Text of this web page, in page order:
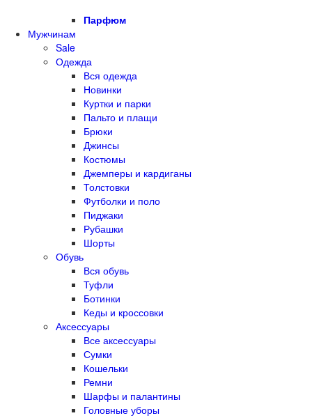
Парфюм
Мужчинам
Sale
Одежда
Вся одежда
Новинки
Куртки и парки
Пальто и плащи
Брюки
Джинсы
Костюмы
Джемперы и кардиганы
Толстовки
Футболки и поло
Пиджаки
Рубашки
Шорты
Обувь
Вся обувь
Туфли
Ботинки
Кеды и кроссовки
Аксессуары
Все аксессуары
Сумки
Кошельки
Ремни
Шарфы и палантины
Головные уборы